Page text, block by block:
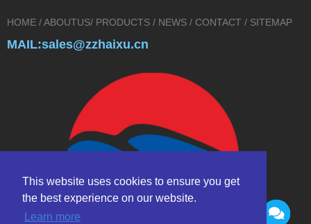
This website uses cookies to ensure you get
the best experience on our website.
Learn more
HOME / ABOUTUS/ PRODUCTS / NEWS / CONTACT / SITEMAP
MAIL:sales@zzhaixu.cn